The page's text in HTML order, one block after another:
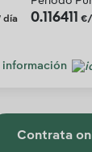
día 0.116411 €/
información
Contrata